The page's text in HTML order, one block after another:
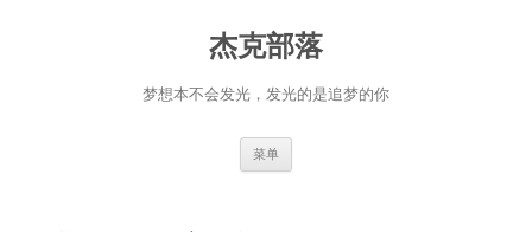
杰克部落
梦想本不会发光，发光的是追梦的你
菜单